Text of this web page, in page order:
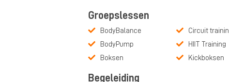
Groepslessen
BodyBalance
BodyPump
Boksen
Circuit
HIIT Training
Kickboksen
Begeleiding